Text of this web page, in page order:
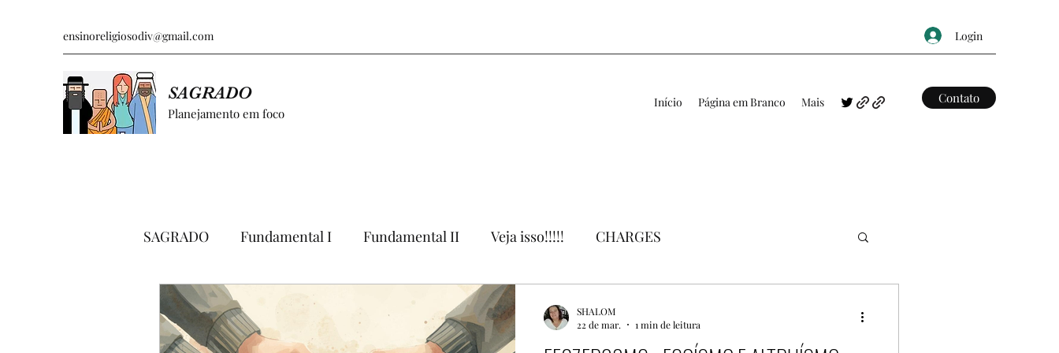
ensinoreligiosodiv@gmail.com Login
SAGRADO
Planejamento em foco
Início Página em Branco Mais Contato
SAGRADO Fundamental I Fundamental II Veja isso!!!!! CHARGES
GRÁFICOS E PESQUISAS LIVROS
SHALOM
22 de mar.
1 min de leitura